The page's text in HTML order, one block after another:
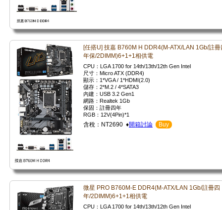
[任搭U] 技嘉 B760M H DDR4(M-ATX/LAN 1Gb/註冊
年保/2DIMM)6+1+1相供電
CPU：LGA 1700 for 14th/13th/12th Gen Intel
尺寸：Micro ATX (DDR4)
顯示：1*VGA / 1*HDMI(2.0)
儲存：2*M.2 / 4*SATA3
內建：USB 3.2 Gen1
網路：Realtek 1Gb
保固：註冊四年
RGB：12V(4Pin)*1
含稅：NT2690 ♦開箱討論 Buy
微星 PRO B760M-E DDR4(M-ATX/LAN 1Gb/註冊四
年/2DIMM)6+1+1相供電
CPU：LGA 1700 for 14th/13th/12th Gen Intel